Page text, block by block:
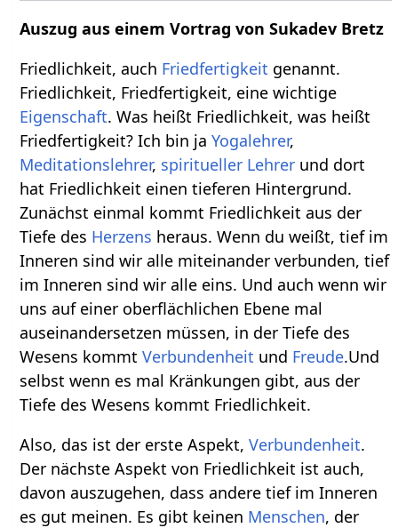
Auszug aus einem Vortrag von Sukadev Bretz
Friedlichkeit, auch Friedfertigkeit genannt.
Friedlichkeit, Friedfertigkeit, eine wichtige
Eigenschaft. Was heißt Friedlichkeit, was heißt
Friedfertigkeit? Ich bin jaYogalehrer,
Meditationslehrer, spiritueller Lehrer und dort
hat Friedlichkeit einen tieferen Hintergrund.
Zunächst einmal kommt Friedlichkeit aus der
Tiefe des Herzens heraus. Wenn du weißt, tief im
Inneren sind wir alle miteinander verbunden, tief
im Inneren sind wir alle eins. Und auch wenn wir
uns auf einer oberflächlichen Ebene mal
auseinandersetzen müssen, in der Tiefe des
Wesens kommtVerbundenheit und Freude.Und
selbst wenn es mal Kränkungen gibt, aus der
Tiefe des Wesens kommt Friedlichkeit.
Also, das ist der erste Aspekt,Verbundenheit.
Der nächste Aspekt von Friedlichkeit ist auch,
davon auszugehen, dass andere tief im Inneren
es gut meinen. Es gibt keinen Menschen, der